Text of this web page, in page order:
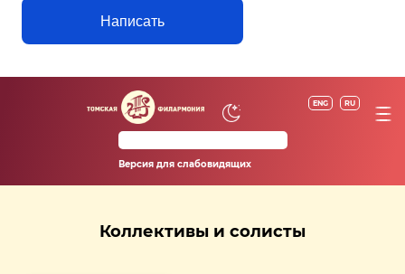
Написать
ENG RU
Версия для слабовидящих
Коллективы и солисты